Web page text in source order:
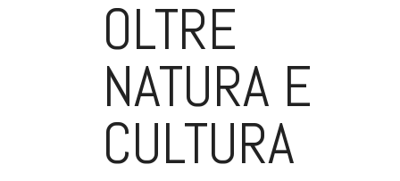
OLTRE
NATURA E
CULTURA